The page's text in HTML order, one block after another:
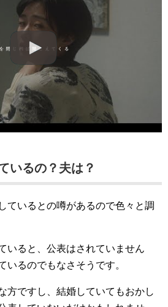
いるの？夫は？
ているとの噂があるので色々と調
いると、公表はされていません
いるのでもなさそうです。
方ですし、結婚していてもおかし